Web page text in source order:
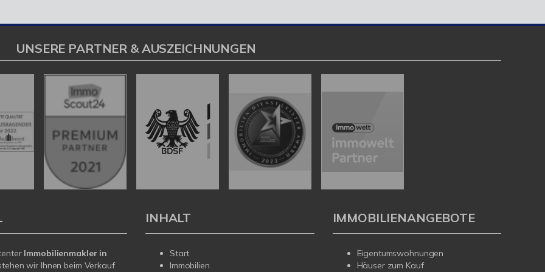
UNSERE PARTNER & AUSZEICHNUNGEN
Immobilienmakler in
wir Ihnen beim Verkauf
INHALT
Start
Immobilien
IMMOBILIENANGEBOTE
Eigentumswohnungen
Häuser zum Kauf